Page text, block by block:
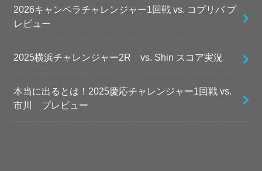
2026キャンベラチャレンジャー1回戦 vs. コプリバ プ
レビュー
2025横浜チャレンジャー2R vs. Shin スコア実況
本当に出るとは！2025慶応チャレンジャー1回戦 vs.
市川 プレビュー